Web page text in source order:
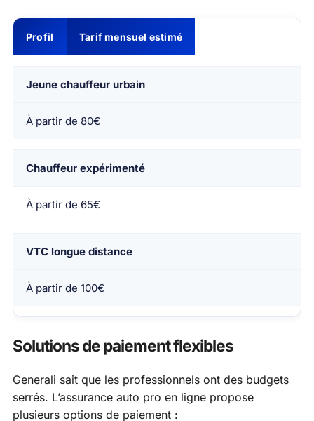
Profil Tarif mensuel estimé
Jeune chauffeur urbain
À partir de 80€
Chauffeur expérimenté
À partir de 65€
VTC longue distance
À partir de 100€
Solutions de paiement flexibles
Generali sait que les professionnels ont des budgets
serrés. L’assurance auto pro en ligne propose
plusieurs options de paiement :